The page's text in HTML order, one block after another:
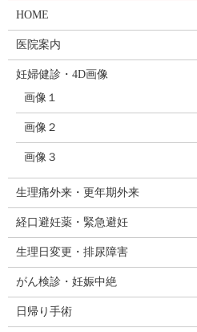
HOME
医院案内
妊婦健診・4D画像
画像１
画像２
画像３
生理痛外来・更年期外来
経口避妊薬・緊急避妊
生理日変更・排尿障害
がん検診・妊娠中絶
日帰り手術